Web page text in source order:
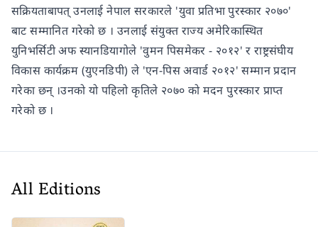
सक्रियताबापत् उनलाई नेपाल सरकारले 'युवा प्रतिभा पुरस्कार २०७०'
बाट सम्मानित गरेको छ । उनलाई संयुक्त राज्य अमेरिकास्थित
युनिभर्सिटी अफ स्यानडियागोले 'वुमन पिसमेकर - २०१२' र राष्ट्रसंघीय
विकास कार्यक्रम (युएनडिपी) ले 'एन-पिस अवार्ड २०१२' सम्मान प्रदान
गरेका छन् ।उनको यो पहिलो कृतिले २०७० को मदन पुरस्कार प्राप्त
गरेको छ ।
All Editions